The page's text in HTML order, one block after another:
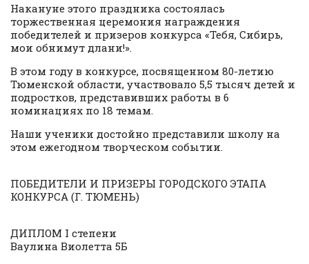
Накануне этого праздника состоялась
торжественная церемония награждения
победителей и призеров конкурса «Тебя, Сибирь,
мои обнимут длани!».
В этом году в конкурсе, посвященном 80-летию
Тюменской области, участвовало 5,5 тысяч детей и
подростков, представивших работы в 6
номинациях по 18 темам.
Наши ученики достойно представили школу на
этом ежегодном творческом событии.
ПОБЕДИТЕЛИ И ПРИЗЕРЫ ГОРОДСКОГО ЭТАПА
КОНКУРСА (Г. ТЮМЕНЬ)
ДИПЛОМ I степени
Ваулина Виолетта 5Б